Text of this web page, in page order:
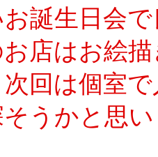
誕生日会
店はお絵
回は個室
そうかと思